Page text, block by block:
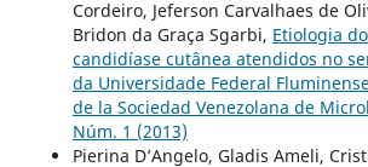
Cordeiro, Jeferson Carvalhaes de
Bridon da Graça Sgarbi, Etiologia
candidíase cutânea atendidos no
da Universidade Federal
de la Sociedad Venezolana de
Núm. 1 (2013)
Pierina D’Angelo, Gladis Ameli,